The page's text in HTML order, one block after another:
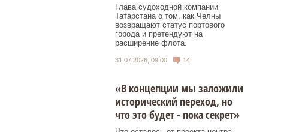
Глава судоходной компании
Татарстана о том, как Челны
возвращают статус портового
города и претендуют на
расширение флота.
31.07.2026, 09:00 14
«В концепции мы заложили
исторический переход, но
что это будет - пока секрет»